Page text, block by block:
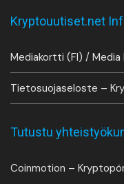
Kryptouutiset.net
Mediakortti (FI) / Media
Tietosuojaseloste –
Tutustu
Coinmotion –